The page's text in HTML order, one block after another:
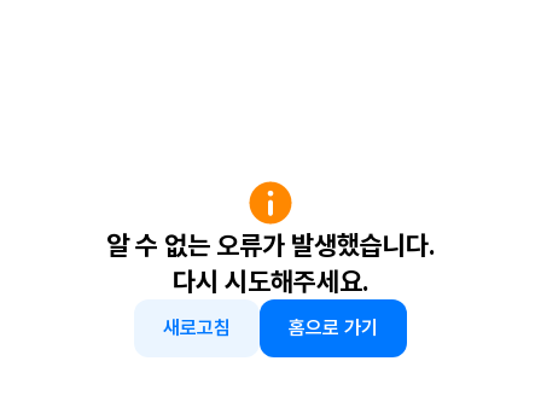
알 수 없는 오류가 발생했습니다.
다시 시도해주세요.
새로고침 홈으로 가기